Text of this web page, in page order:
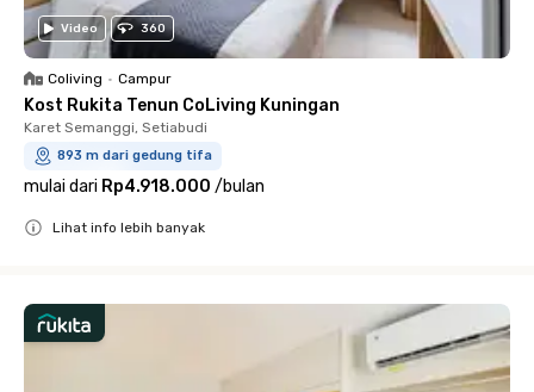
Video 360
Coliving • Campur
Kost Rukita Tenun CoLiving Kuningan
Karet Semanggi, Setiabudi
893 m dari gedung tifa
mulai dari Rp4.918.000 /bulan
Lihat info lebih banyak